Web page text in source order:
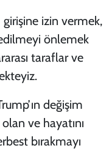
girişine izin vermek,
önlemek
taraflar ve
değişim
ve hayatını
bırakmayı